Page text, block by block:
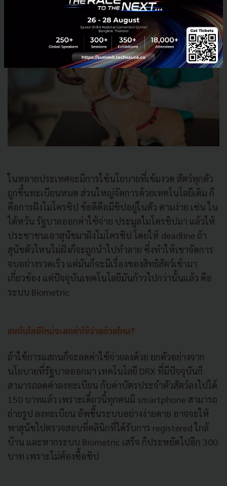
ในหลายประเทศจะมีการใช้นโยบายที่เข้มงวด สัตว์ทุกตัว
ถูกขึ้นทะเบียนหมด ส่วนใหญ่จัดการด้วยเทคโนโลยีเดิม ก็
คือการฝังไมโครชิป ข้อดีคือมีชิปอยู่ในตัว ตามง่าย เช่น ใน
ไต้หวัน รัฐบาลออกค่าใช้จ่าย ประมูลไมโครชิปมา แล้วให้
ประชาชนเอาสุนัขมาฝังไมโครชิป โดยให้ deadline ถ้า
สุนัขตัวไหนไม่ฝังก็จะถูกนำไปทำลาย ซึ่งทำให้เขาจัดการ
จบอย่างรวดเร็ว แต่มันก็จะมีเรื่องของสิทธิสัตว์เข้ามา
เกี่ยวข้อง แต่ปัจจุบันเทคโนโลยีมันก้าวไปกว่านั้นแล้ว คือ
ระบบ Biometric
เทคโนโลยีใหม่จะลดค่าใช้จ่ายด้วยไหม?
ถ้าใช้การแสกนก็จะลดค่าใช้จ่ายลงด้วย ยกตัวอย่างจาก
นโยบายที่รัฐบาลออกมา เทคโนโลยี DRX ที่มีปัจจุบันก็
สามารถลดค่าลงทะเบียน กับค่าบัตรประจำตัวสัตว์ลงไปได้
150 บาทแล้ว เพราะเดี๋ยวนี้ทุกคนมี smartphone สามารถ
ถ่ายรูป ลงทะเบียน อัพขึ้นระบบอย่างง่ายดาย อาจจะให้
พาสุนัขไปตรวจสอบที่คลินิกที่ได้รับการ registered ใกล้
บ้าน และหากระบบ Biometric เสร็จ ก็ประหยัดไปอีก 300
บาท เพราะไม่ต้องซื้อชิป